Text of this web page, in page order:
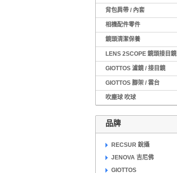
背包肩帶 / 內套
相機配件零件
鏡頭清潔保養
LENS 2SCOPE 鏡頭接目鏡
GIOTTOS 濾鏡 / 接目鏡
GIOTTOS 腳架 / 雲台
吹塵球 吹球
品牌
RECSUR 銳攝
JENOVA 吉尼佛
GIOTTOS